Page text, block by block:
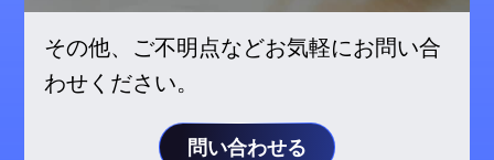
その他、ご不明点などお気軽にお問い合
わせください。
問い合わせる